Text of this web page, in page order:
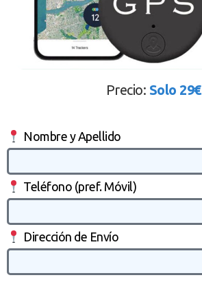
Precio: Solo 29€
Nombre y Apellido
Teléfono (pref. Móvil)
Dirección de Envío